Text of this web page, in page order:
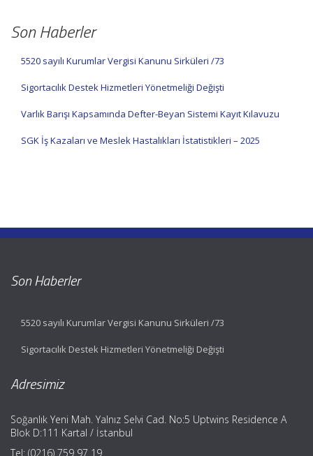
Son Haberler
5520 sayılı Kurumlar Vergisi Kanunu Sirküleri /73
Sigortacılık Destek Hizmetleri Yönetmeliği Değişti
Varlık Barışı Kapsamında Defter-Beyan Sistemi Kayıt Kılavuzu
SGK İş Kazaları ve Meslek Hastalıkları İstatistikleri – 2025
Son Haberler
5520 sayılı Kurumlar Vergisi Kanunu Sirküleri /73
Sigortacılık Destek Hizmetleri Yönetmeliği Değişti
Adresimiz
Soğanlık Yeni Mah. Yalnız Selvi Cad. No:5 Uptwins Residence A
Blok D:111 Kartal / İstanbul
Tel: (0216) 759 97 19